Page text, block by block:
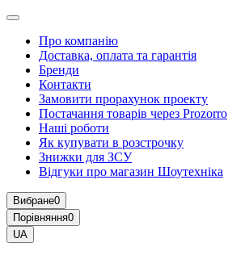
Про компанію
Доставка, оплата та гарантія
Бренди
Контакти
Замовити прорахунок проекту
Постачання товарів через Prozorro
Наші роботи
Як купувати в розстрочку
Знижки для ЗСУ
Відгуки про магазин Шоутехнiка
Вибране0
Порівняння0
UA